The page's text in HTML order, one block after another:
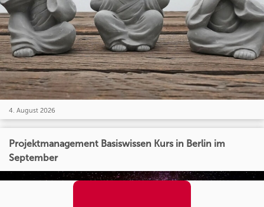
4. August 2026
Projektmanagement Basiswissen Kurs in Berlin im
September